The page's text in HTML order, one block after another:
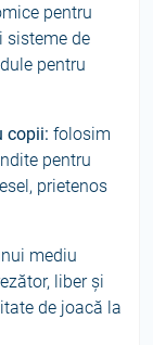
pentru
sisteme de
pentru
copii: folosim
pentru
prietenos
mediu
liber și
de joacă la